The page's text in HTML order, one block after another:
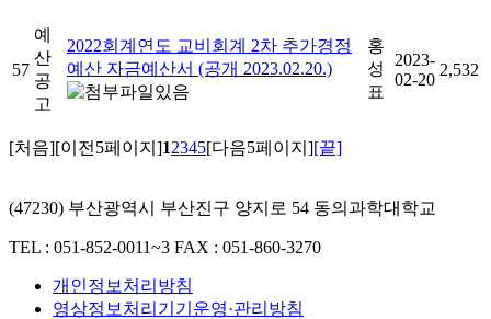
57
예
산
공
고
2022회계연도 교비회계 2차 추가경정
예산 자금예산서 (공개 2023.02.20.)
홍
성
표
2023-
02-20
2,532
[처음][이전5페이지]12345[다음5페이지][끝]
(47230) 부산광역시 부산진구 양지로 54 동의과학대학교
TEL : 051-852-0011~3 FAX : 051-860-3270
개인정보처리방침
영상정보처리기기운영·관리방침